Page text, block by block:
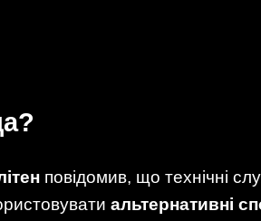
повідомив, що технічні
альтернативні